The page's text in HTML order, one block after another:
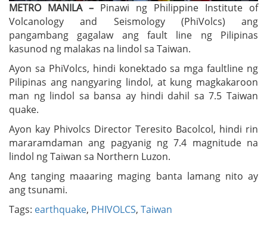
METRO MANILA – Pinawi ng Philippine Institute of
Volcanology and Seismology (PhiVolcs) ang
pangambang gagalaw ang fault line ng Pilipinas
kasunod ng malakas na lindol sa Taiwan.
Ayon sa PhiVolcs, hindi konektado sa mga faultline ng
Pilipinas ang nangyaring lindol, at kung magkakaroon
man ng lindol sa bansa ay hindi dahil sa 7.5 Taiwan
quake.
Ayon kay Phivolcs Director Teresito Bacolcol, hindi rin
mararamdaman ang pagyanig ng 7.4 magnitude na
lindol ng Taiwan sa Northern Luzon.
Ang tanging maaaring maging banta lamang nito ay
ang tsunami.
Tags: earthquake, PHIVOLCS, Taiwan